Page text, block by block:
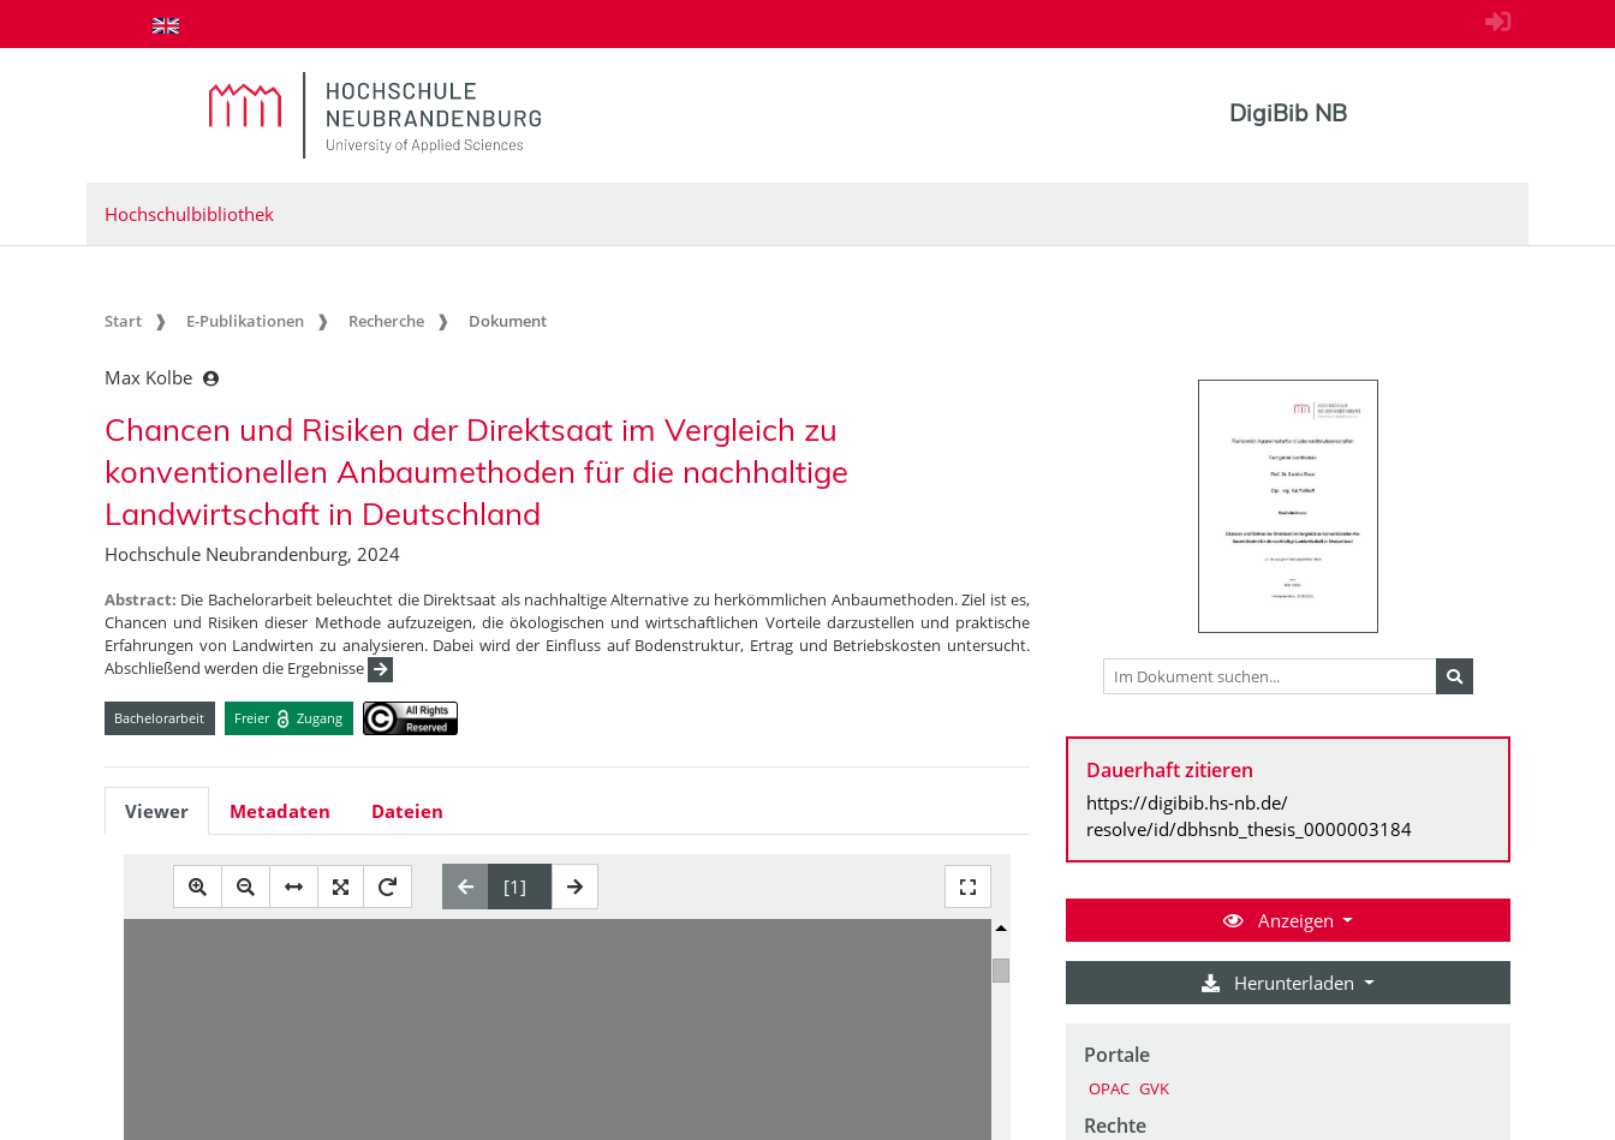
zum Inhalt springen
DigiBib NB
Hochschulbibliothek
Start E-Publikationen Recherche Dokument
Max Kolbe
Chancen und Risiken der Direktsaat im Vergleich zu
konventionellen Anbaumethoden für die nachhaltige
Landwirtschaft in Deutschland
Hochschule Neubrandenburg, 2024
Abstract: Die Bachelorarbeit beleuchtet die Direktsaat als nachhaltige Alternative zu herkömmlichen Anbaumethoden. Ziel ist es,
Chancen und Risiken dieser Methode aufzuzeigen, die ökologischen und wirtschaftlichen Vorteile darzustellen und praktische
Erfahrungen von Landwirten zu analysieren. Dabei wird der Einfluss auf Bodenstruktur, Ertrag und Betriebskosten untersucht.
Abschließend werden die Ergebnisse
Bachelorarbeit Freier Zugang
Viewer Metadaten Dateien
Dauerhaft zitieren
https://digibib.hs-nb.de/
resolve/id/dbhsnb_thesis_0000003184
Anzeigen
Herunterladen
Portale
OPAC GVK
Rechte